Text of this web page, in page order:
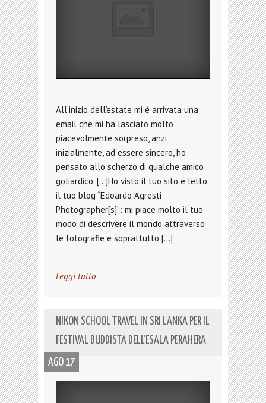
All’inizio dell’estate mi è arrivata una
email che mi ha lasciato molto
piacevolmente sorpreso, anzi
inizialmente, ad essere sincero, ho
pensato allo scherzo di qualche amico
goliardico. […]Ho visto il tuo sito e letto
il tuo blog “Edoardo Agresti
Photographer[s]”: mi piace molto il tuo
modo di descrivere il mondo attraverso
le fotografie e soprattutto […]
Leggi tutto
NIKON SCHOOL TRAVEL IN SRI LANKA PER IL
FESTIVAL BUDDISTA DELL’ESALA PERAHERA
AGO 17